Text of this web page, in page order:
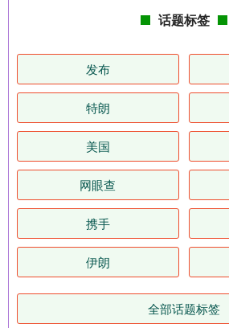
话题标签
发布
特朗
美国
网眼查
携手
伊朗
全部话题标签